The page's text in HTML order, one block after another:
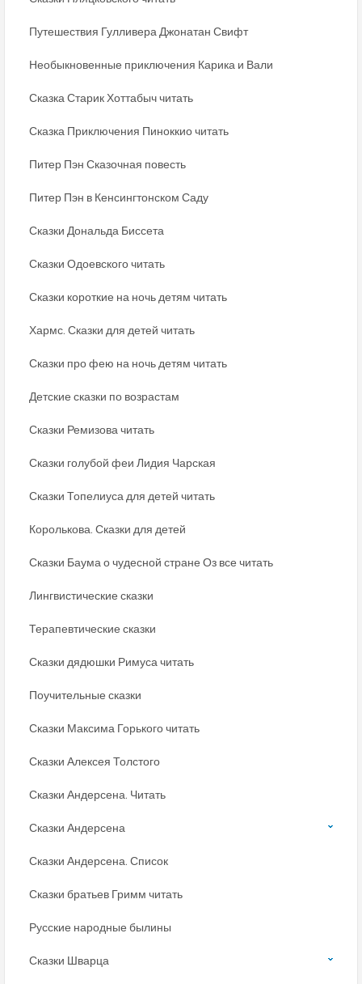
Путешествия Гулливера Джонатан Свифт
Необыкновенные приключения Карика и Вали
Сказка Старик Хоттабыч читать
Сказка Приключения Пиноккио читать
Питер Пэн Сказочная повесть
Питер Пэн в Кенсингтонском Саду
Сказки Дональда Биссета
Сказки Одоевского читать
Сказки короткие на ночь детям читать
Хармс. Сказки для детей читать
Сказки про фею на ночь детям читать
Детские сказки по возрастам
Сказки Ремизова читать
Сказки голубой феи Лидия Чарская
Сказки Топелиуса для детей читать
Королькова. Сказки для детей
Сказки Баума о чудесной стране Оз все читать
Лингвистические сказки
Терапевтические сказки
Сказки дядюшки Римуса читать
Поучительные сказки
Сказки Максима Горького читать
Сказки Алексея Толстого
Сказки Андерсена. Читать
Сказки Андерсена
Сказки Андерсена. Список
Сказки братьев Гримм читать
Русские народные былины
Сказки Шварца